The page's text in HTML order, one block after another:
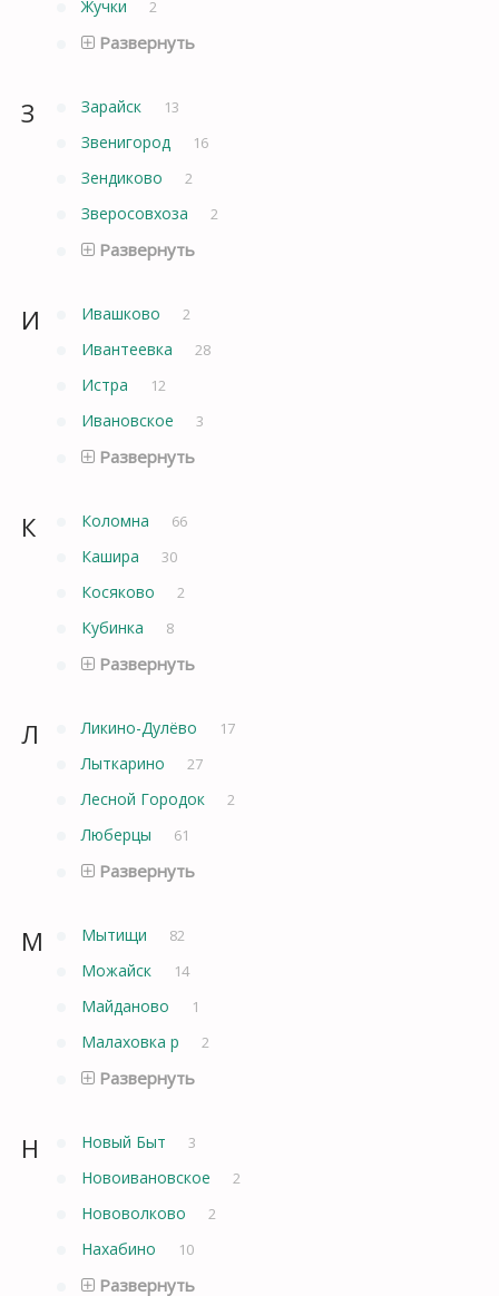
Жучки 2
Развернуть
З Зарайск 13
Звенигород 16
Зендиково 2
Зверосовхоза 2
Развернуть
И Ивашково 2
Ивантеевка 28
Истра 12
Ивановское 3
Развернуть
К Коломна 66
Кашира 30
Косяково 2
Кубинка 8
Развернуть
Л Ликино-Дулёво 17
Лыткарино 27
Лесной Городок 2
Люберцы 61
Развернуть
М Мытищи 82
Можайск 14
Майданово 1
Малаховка р 2
Развернуть
Н Новый Быт 3
Новоивановское 2
Нововолково 2
Нахабино 10
Развернуть